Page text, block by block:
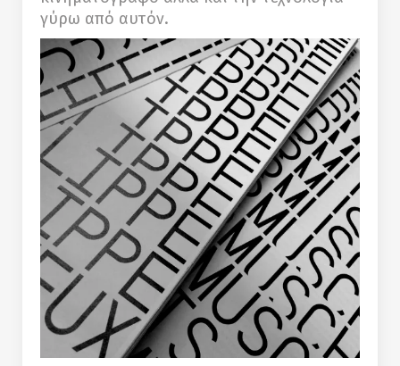
γύρω από αυτόν.